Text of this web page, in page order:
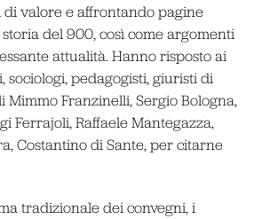
valore e affrontando pagine
del 900, così come argomenti
attualità. Hanno risposto ai
sociologi, pedagogisti, giuristi di
Mimmo Franzinelli, Sergio Bologna,
Ferrajoli, Raffaele Mantegazza,
Costantino di Sante, per citarne
tradizionale dei convegni, i